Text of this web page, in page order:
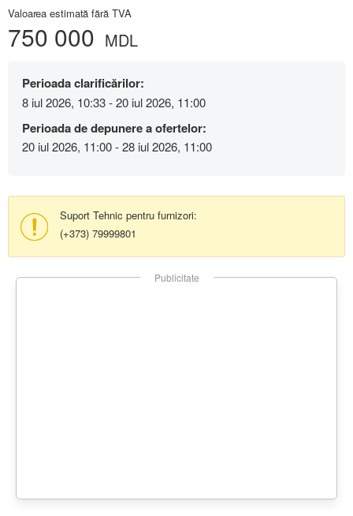
Valoarea estimată fără TVA
750 000 MDL
Perioada clarificărilor:
8 iul 2026, 10:33 - 20 iul 2026, 11:00
Perioada de depunere a ofertelor:
20 iul 2026, 11:00 - 28 iul 2026, 11:00
Suport Tehnic pentru furnizori:
(+373) 79999801
Publicitate